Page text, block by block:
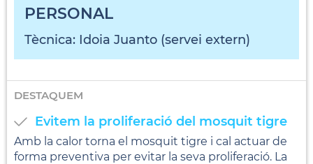
PERSONAL
Tècnica: Idoia Juanto (servei extern)
DESTAQUEM
Evitem la proliferació del mosquit tigre
Amb la calor torna el mosquit tigre i cal actuar de
forma preventiva per evitar la seva proliferació. La